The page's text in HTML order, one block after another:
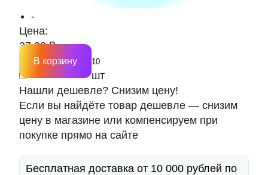
-
Цена:
37.08 ₽
шт
В корзину
Нашли дешевле? Снизим цену!
Если вы найдёте товар дешевле — снизим
цену в магазине или компенсируем при
покупке прямо на сайте
Бесплатная доставка от 10 000 рублей по